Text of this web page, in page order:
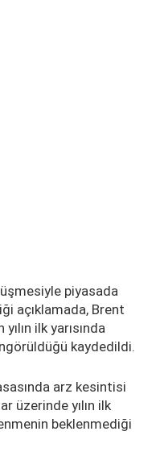
piyasada
açıklamada, Brent
ilk yarısında
kaydedildi.
arz kesintisi
üzerinde yılın ilk
beklenmediği